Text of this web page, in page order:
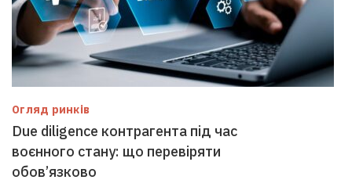
Огляд ринків
Due diligence контрагента під час
воєнного стану: що перевіряти
обов’язково